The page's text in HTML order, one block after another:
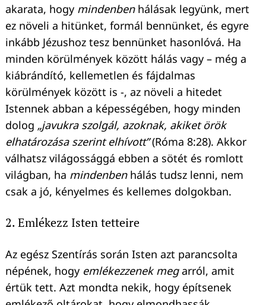
akarata, hogy mindenben hálásak legyünk, mert
ez növeli a hitünket, formál bennünket, és egyre
inkább Jézushoz tesz bennünket hasonlóvá. Ha
minden körülmények között hálás vagy – még a
kiábrándító, kellemetlen és fájdalmas
körülmények között is -, az növeli a hitedet
Istennek abban a képességében, hogy minden
dolog „javukra szolgál, azoknak, akiket örök
elhatározása szerint elhívott”(Róma 8:28). Akkor
válhatsz világossággá ebben a sötét és romlott
világban, ha mindenben hálás tudsz lenni, nem
csak a jó, kényelmes és kellemes dolgokban.
2. Emlékezz Isten tetteire
Az egész Szentírás során Isten azt parancsolta
népének, hogy emlékezzenek megarról, amit
értük tett. Azt mondta nekik, hogy építsenek